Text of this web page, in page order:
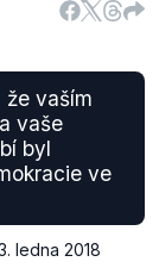
vaším
vaše
byl
ve
ledna 2018